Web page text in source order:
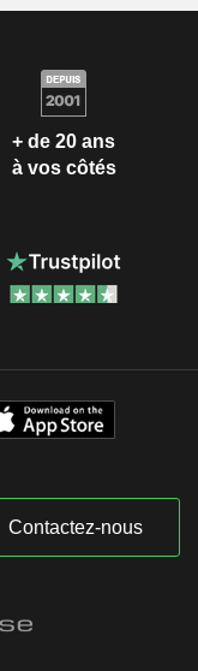
+ de 20 ans
à vos côtés
Contactez-nous